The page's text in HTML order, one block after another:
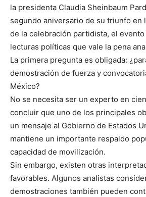
la presidenta Claudia Sheinbaum
segundo aniversario de su triunfo en
de la celebración partidista, el
lecturas políticas que vale la pena
La primera pregunta es obligada:
demostración de fuerza y
México?
No se necesita ser un experto en
concluir que uno de los principales
un mensaje al Gobierno de Estados
mantiene un importante respaldo
capacidad de movilización.
Sin embargo, existen otras
favorables. Algunos analistas
demostraciones también pueden